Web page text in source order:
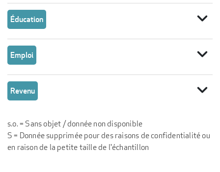
Éducation expand_more
Emploi expand_more
Revenu expand_more
s.o. = Sans objet / donnée non disponible
S = Donnée supprimée pour des raisons de confidentialité ou
en raison de la petite taille de l'échantillon